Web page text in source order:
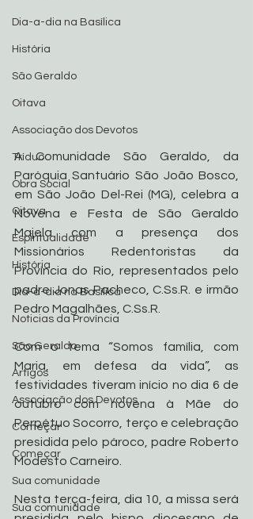
Dia-a-dia na Basílica
História
São Geraldo
Oitava
Associação dos Devotos
Tríduo
Obra Social
Oitava
Espiritualidade
História
Dia-a-dia na Basílica
Noticias da Província
São Geraldo
Artigos
Associação dos Devotos
Começar
Começar
Sua comunidade
Sua comunidade
A Comunidade São Geraldo, da
Paróquia Santuário São João Bosco,
em São João Del-Rei (MG), celebra a
Novena e Festa de São Geraldo
Majela com a presença dos
Missionários Redentoristas da
Província do Rio, representados pelo
padre Jonas Pacheco, C.Ss.R. e irmão
Pedro Magalhães, C.Ss.R.
Com o tema “Somos família, com
Maria, em defesa da vida”, as
festividades tiveram início no dia 6 de
outubro com novena à Mãe do
Perpétuo Socorro, terço e celebração
presidida pelo pároco, padre Roberto
Modesto Carneiro.
Nesta terça-feira, dia 10, a missa será